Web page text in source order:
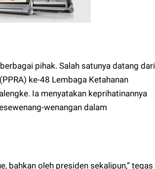
pihak. Salah satunya datang dari
ke-48 Lembaga Ketahanan
Ia menyatakan keprihatinannya
wenangan dalam
bahkan oleh presiden sekalipun,” tegas